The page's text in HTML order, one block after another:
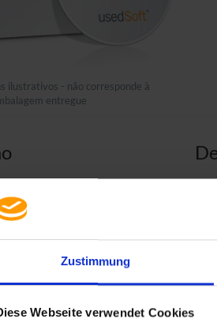
Zustimmung
Webseite verwendet Cookies
ilustrativos - não corresponde à
entregue